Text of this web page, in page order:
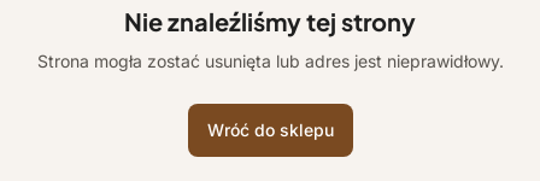
Nie znaleźliśmy tej strony
Strona mogła zostać usunięta lub adres jest nieprawidłowy.
Wróć do sklepu